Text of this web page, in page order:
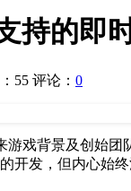
持的即
55 评论： 0
游戏背景及创始
开发，但内心始